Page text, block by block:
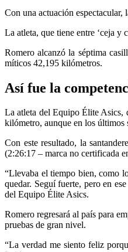
Con una actuación
La atleta, que tiene entre ‘ceja y
Romero alcanzó la séptima
míticos 42,195 kilómetros.
Así fue la
La atleta del Equipo Élite Asics,
kilómetro, aunque en los últimos
Con este resultado, la
(2:26:17 – marca no certificada
“Llevaba el tiempo bien, como
quedar. Seguí fuerte, pero en
del Equipo Élite Asics.
Romero regresará al país para
pruebas de gran nivel.
“La verdad me siento feliz